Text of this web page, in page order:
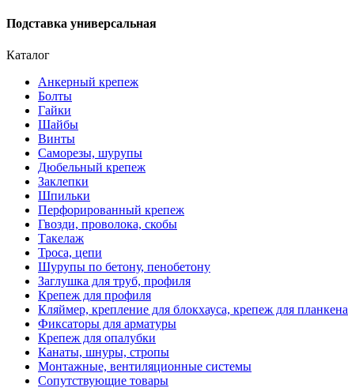
Подставка универсальная
Каталог
Анкерный крепеж
Болты
Гайки
Шайбы
Винты
Саморезы, шурупы
Дюбельный крепеж
Заклепки
Шпильки
Перфорированный крепеж
Гвозди, проволока, скобы
Такелаж
Троса, цепи
Шурупы по бетону, пенобетону
Заглушка для труб, профиля
Крепеж для профиля
Кляймер, крепление для блокхауса, крепеж для планкена
Фиксаторы для арматуры
Крепеж для опалубки
Канаты, шнуры, стропы
Монтажные, вентиляционные системы
Сопутствующие товары